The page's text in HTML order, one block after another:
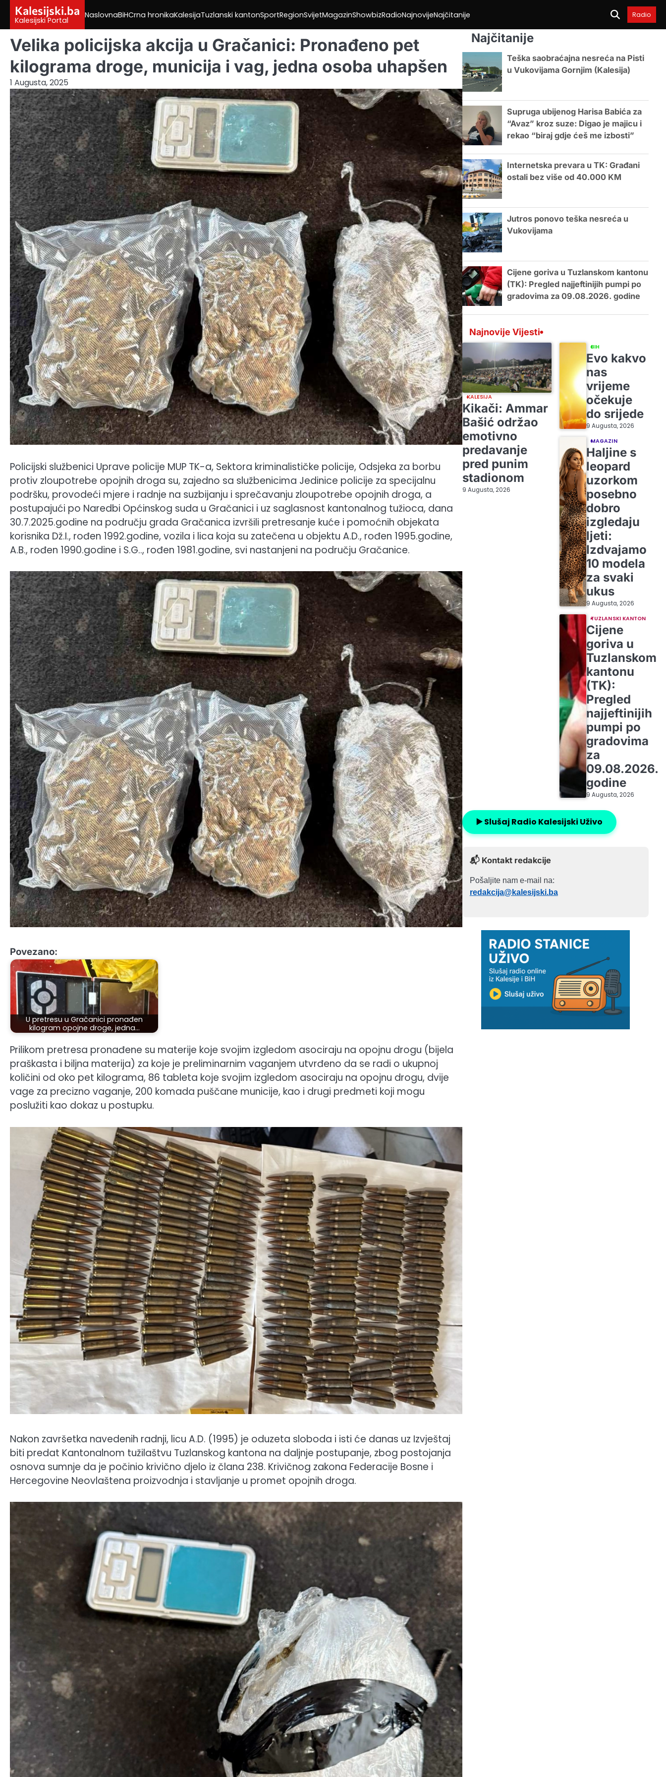
content
Kalesijski.ba
Kalesijski Portal
NaslovnaBiHCrna hronikaKalesijaTuzlanski kantonSportRegionSvijetMagazinShowbizRadioNajnovijeNajčitanije Radio
Velika policijska akcija u Gračanici: Pronađeno pet
kilograma droge, municija i vag, jedna osoba uhapšen
1 Augusta, 2025
Policijski službenici Uprave policije MUP TK-a, Sektora kriminalističke policije, Odsjeka za borbu
protiv zloupotrebe opojnih droga su, zajedno sa službenicima Jedinice policije za specijalnu
podršku, provodeći mjere i radnje na suzbijanju i sprečavanju zloupotrebe opojnih droga, a
postupajući po Naredbi Općinskog suda u Gračanici i uz saglasnost kantonalnog tužioca, dana
30.7.2025.godine na području grada Gračanica izvršili pretresanje kuće i pomoćnih objekata
korisnika Dž.I., rođen 1992.godine, vozila i lica koja su zatečena u objektu A.D., rođen 1995.godine,
A.B., rođen 1990.godine i S.G.., rođen 1981.godine, svi nastanjeni na području Gračanice.
Povezano:
U pretresu u Gračanici pronađen
kilogram opojne droge, jedna…
Prilikom pretresa pronađene su materije koje svojim izgledom asociraju na opojnu drogu (bijela
praškasta i biljna materija) za koje je preliminarnim vaganjem utvrđeno da se radi o ukupnoj
količini od oko pet kilograma, 86 tableta koje svojim izgledom asociraju na opojnu drogu, dvije
vage za precizno vaganje, 200 komada puščane municije, kao i drugi predmeti koji mogu
poslužiti kao dokaz u postupku.
Nakon završetka navedenih radnji, licu A.D. (1995) je oduzeta sloboda i isti će danas uz Izvještaj
biti predat Kantonalnom tužilaštvu Tuzlanskog kantona na daljnje postupanje, zbog postojanja
osnova sumnje da je počinio krivično djelo iz člana 238. Krivičnog zakona Federacije Bosne i
Hercegovine Neovlaštena proizvodnja i stavljanje u promet opojnih droga.
Najčitanije
Teška saobraćajna nesreća na Pisti
u Vukovijama Gornjim (Kalesija)
Supruga ubijenog Harisa Babića za
“Avaz” kroz suze: Digao je majicu i
rekao “biraj gdje ćeš me izbosti”
Internetska prevara u TK: Građani
ostali bez više od 40.000 KM
Jutros ponovo teška nesreća u
Vukovijama
Cijene goriva u Tuzlanskom kantonu
(TK): Pregled najjeftinijih pumpi po
gradovima za 09.08.2026. godine
Najnovije Vijesti
KALESIJA
Kikači: Ammar
Bašić održao
emotivno
predavanje
pred punim
stadionom
9 Augusta, 2026
BIH
Evo kakvo
nas
vrijeme
očekuje
do srijede
9 Augusta, 2026
MAGAZIN
Haljine s
leopard
uzorkom
posebno
dobro
izgledaju
ljeti:
Izdvajamo
10 modela
za svaki
ukus
9 Augusta, 2026
TUZLANSKI KANTON
Cijene
goriva u
Tuzlanskom
kantonu
(TK):
Pregled
najjeftinijih
pumpi po
gradovima
za
09.08.2026.
godine
9 Augusta, 2026
▶️ Slušaj Radio Kalesijski Uživo
📬 Kontakt redakcije
Pošaljite nam e-mail na:
redakcija@kalesijski.ba